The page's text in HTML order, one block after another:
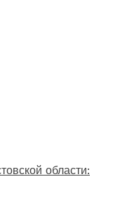
области: